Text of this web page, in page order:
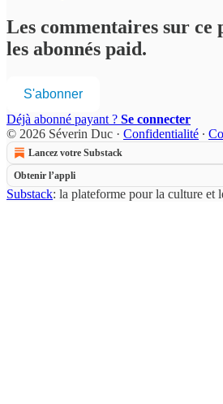
Les commentaires sur ce
les abonnés paid.
S'abonner
Déjà abonné payant ? Se connecter
© 2026 Séverin Duc · Confidentialité ∙
Lancez votre Substack
Obtenir l’appli
Substack: la plateforme pour la culture et